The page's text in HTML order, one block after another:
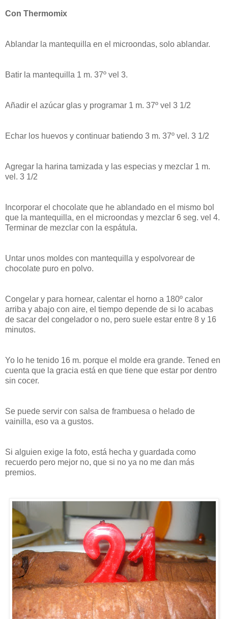
Con Thermomix
Ablandar la mantequilla en el microondas, solo ablandar.
Batir la mantequilla 1 m. 37º vel 3.
Añadir el azúcar glas y programar 1 m. 37º vel 3 1/2
Echar los huevos y continuar batiendo 3 m. 37º vel. 3 1/2
Agregar la harina tamizada y las especias y mezclar 1 m.
vel. 3 1/2
Incorporar el chocolate que he ablandado en el mismo bol
que la mantequilla, en el microondas y mezclar 6 seg. vel 4.
Terminar de mezclar con la espátula.
Untar unos moldes con mantequilla y espolvorear de
chocolate puro en polvo.
Congelar y para hornear, calentar el horno a 180º calor
arriba y abajo con aire, el tiempo depende de si lo acabas
de sacar del congelador o no, pero suele estar entre 8 y 16
minutos.
Yo lo he tenido 16 m. porque el molde era grande. Tened en
cuenta que la gracia está en que tiene que estar por dentro
sin cocer.
Se puede servir con salsa de frambuesa o helado de
vainilla, eso va a gustos.
Si alguien exige la foto, está hecha y guardada como
recuerdo pero mejor no, que si no ya no me dan más
premios.